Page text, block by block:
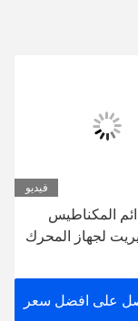
فيديو
المكناطيس
لجهاز المحرك
255mm × 75mm حجم
على افضل سعر